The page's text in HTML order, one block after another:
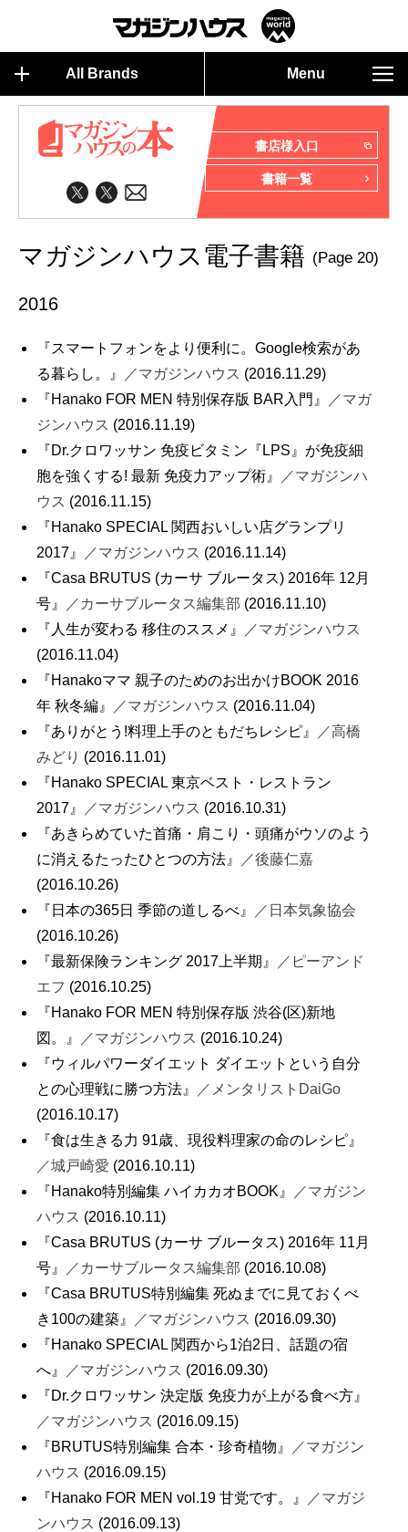
All Brands Menu
書店様入口
書籍一覧
マガジンハウス電子書籍 (Page 20)
2016
『スマートフォンをより便利に。Google検索があ
る暮らし。』
／マガジンハウス (2016.11.29)
『Hanako FOR MEN 特別保存版 BAR入門』
／マガ
ジンハウス (2016.11.19)
『Dr.クロワッサン 免疫ビタミン『LPS』が免疫細
胞を強くする! 最新 免疫力アップ術』
／マガジンハ
ウス (2016.11.15)
『Hanako SPECIAL 関西おいしい店グランプリ
2017』
／マガジンハウス (2016.11.14)
『Casa BRUTUS (カーサ ブルータス) 2016年 12月
号』
／カーサブルータス編集部 (2016.11.10)
『人生が変わる 移住のススメ』
／マガジンハウス
(2016.11.04)
『Hanakoママ 親子のためのお出かけBOOK 2016
年 秋冬編』
／マガジンハウス (2016.11.04)
『ありがとう!料理上手のともだちレシピ』
／高橋
みどり (2016.11.01)
『Hanako SPECIAL 東京ベスト・レストラン
2017』
／マガジンハウス (2016.10.31)
『あきらめていた首痛・肩こり・頭痛がウソのよう
に消えるたったひとつの方法』
／後藤仁嘉
(2016.10.26)
『日本の365日 季節の道しるべ』
／日本気象協会
(2016.10.26)
『最新保険ランキング 2017上半期』
／ピーアンド
エフ (2016.10.25)
『Hanako FOR MEN 特別保存版 渋谷(区)新地
図。』
／マガジンハウス (2016.10.24)
『ウィルパワーダイエット ダイエットという自分
との心理戦に勝つ方法』
／メンタリストDaiGo
(2016.10.17)
『食は生きる力 91歳、現役料理家の命のレシピ』
／城戸崎愛 (2016.10.11)
『Hanako特別編集 ハイカカオBOOK』
／マガジン
ハウス (2016.10.11)
『Casa BRUTUS (カーサ ブルータス) 2016年 11月
号』
／カーサブルータス編集部 (2016.10.08)
『Casa BRUTUS特別編集 死ぬまでに見ておくべ
き100の建築』
／マガジンハウス (2016.09.30)
『Hanako SPECIAL 関西から1泊2日、話題の宿
へ』
／マガジンハウス (2016.09.30)
『Dr.クロワッサン 決定版 免疫力が上がる食べ方』
／マガジンハウス (2016.09.15)
『BRUTUS特別編集 合本・珍奇植物』
／マガジン
ハウス (2016.09.15)
『Hanako FOR MEN vol.19 甘党です。』
／マガジ
ンハウス (2016.09.13)